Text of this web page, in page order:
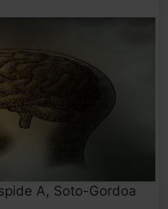
A, Soto-Gordoa